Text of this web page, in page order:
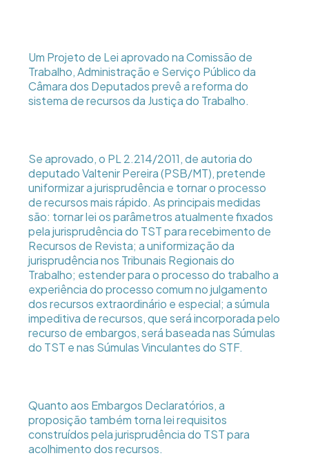
Um Projeto de Lei aprovado na Comissão de
Trabalho, Administração e Serviço Público da
Câmara dos Deputados prevê a reforma do
sistema de recursos da Justiça do Trabalho.
Se aprovado, o PL 2.214/2011, de autoria do
deputado Valtenir Pereira (PSB/MT), pretende
uniformizar a jurisprudência e tornar o processo
de recursos mais rápido. As principais medidas
são: tornar lei os parâmetros atualmente fixados
pela jurisprudência do TST para recebimento de
Recursos de Revista; a uniformização da
jurisprudência nos Tribunais Regionais do
Trabalho; estender para o processo do trabalho a
experiência do processo comum no julgamento
dos recursos extraordinário e especial; a súmula
impeditiva de recursos, que será incorporada pelo
recurso de embargos, será baseada nas Súmulas
do TST e nas Súmulas Vinculantes do STF.
Quanto aos Embargos Declaratórios, a
proposição também torna lei requisitos
construídos pela jurisprudência do TST para
acolhimento dos recursos.